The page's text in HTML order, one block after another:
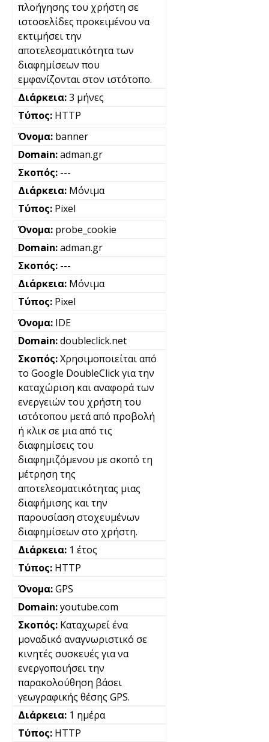
πλοήγησης του χρήστη σε
ιστοσελίδες προκειμένου να
εκτιμήσει την
αποτελεσματικότητα των
διαφημίσεων που
εμφανίζονται στον ιστότοπο.
3 μήνες
HTTP
banner
adman.gr
---
Μόνιμα
Pixel
probe_cookie
adman.gr
---
Μόνιμα
Pixel
IDE
doubleclick.net
Χρησιμοποιείται από
το Google DoubleClick για την
καταχώριση και αναφορά των
ενεργειών του χρήστη του
ιστότοπου μετά από προβολή
ή κλικ σε μια από τις
διαφημίσεις του
διαφημιζόμενου με σκοπό τη
μέτρηση της
αποτελεσματικότητας μιας
διαφήμισης και την
παρουσίαση στοχευμένων
διαφημίσεων στο χρήστη.
1 έτος
HTTP
GPS
youtube.com
Καταχωρεί ένα
μοναδικό αναγνωριστικό σε
κινητές συσκευές για να
ενεργοποιήσει την
παρακολούθηση βάσει
γεωγραφικής θέσης GPS.
1 ημέρα
HTTP